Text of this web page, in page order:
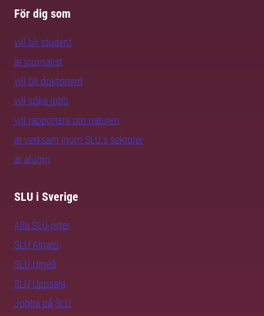
För dig som
vill bli student
är journalist
vill bli doktorand
vill söka jobb
vill rapportera om naturen
är verksam inom SLU:s sektorer
är alumn
SLU i Sverige
Alla SLU-orter
SLU Alnarp
SLU Umeå
SLU Uppsala
Jobba på SLU